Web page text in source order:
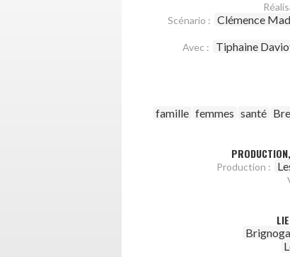
Scénario : Clémence
Avec : Tiphaine
famille femmes santé
Production :